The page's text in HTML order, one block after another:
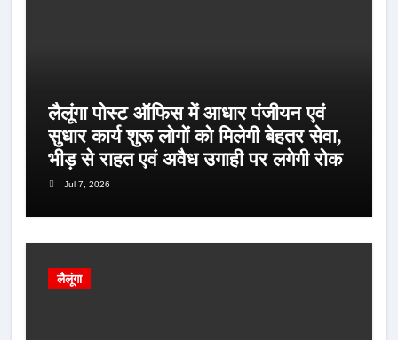
लैलूंगा पोस्ट ऑफिस में आधार पंजीयन एवं
सुधार कार्य शुरू लोगों को मिलेगी बेहतर सेवा,
भीड़ से राहत एवं अवैध उगाही पर लगेगी रोक
Jul 7, 2026
लैलूंगा